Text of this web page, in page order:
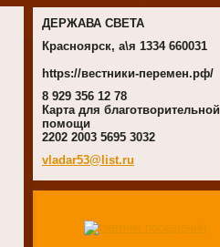
ДЕРЖАВА СВЕТА
Красноярск, а\я 1334 660031
https://вестники-перемен.рф/
8 929 356 12 78
Карта для благотворительной
помощи
2202 2003 5695 3032
vladar53@list.ru